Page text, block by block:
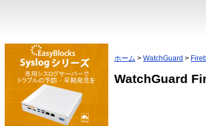
ホーム > WatchGuard >
WatchGuard